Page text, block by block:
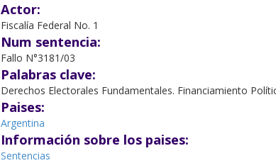
Actor:
Fiscalía Federal No. 1
Num sentencia:
Fallo N°3181/03
Palabras clave:
Derechos Electorales Fundamentales. Financiamiento
Paises:
Argentina
Información sobre los paises:
Sentencias